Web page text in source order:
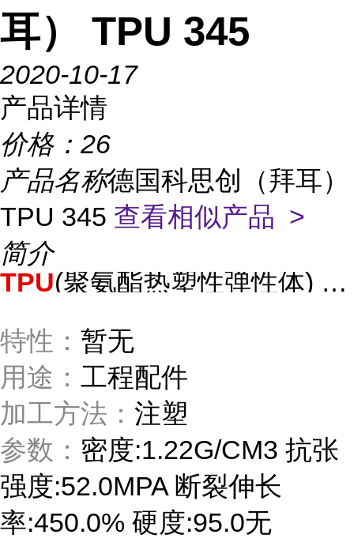
耳） TPU 345
2020-10-17
产品详情
价格： 26
产品名称德国科思创（拜耳）
TPU 345 查看相似产品 >
简介
TPU(聚氨酯热塑性弹性体)
特性： 暂无
用途： 工程配件
加工方法： 注塑
参数： 密度:1.22G/CM3 抗张
强度:52.0MPA 断裂伸长
率:450.0% 硬度:95.0无